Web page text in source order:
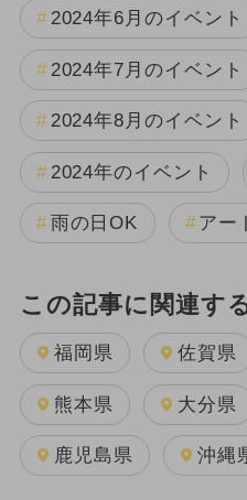
2024年6月のイベント
2024年7月のイベント
2024年8月のイベント
2024年のイベント
雨の日OK アー
この記事に関連す
福岡県 佐賀県
熊本県 大分県
鹿児島県 沖縄